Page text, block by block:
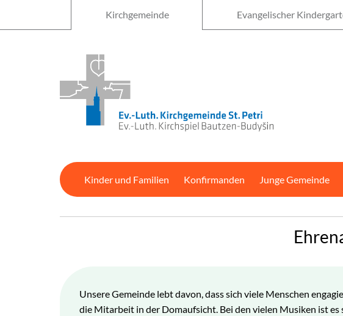
Kirchgemeinde Evangelischer
Kinder und Familien Konfirmanden Junge Gemeinde
Unsere Gemeinde lebt davon, dass sich viele Menschen
die Mitarbeit in der Domaufsicht. Bei den vielen Musiken ist